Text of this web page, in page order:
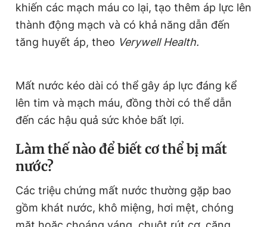
khiến các mạch máu co lại, tạo thêm áp lực lên
thành động mạch và có khả năng dẫn đến
tăng huyết áp, theo Verywell Health.
Mất nước kéo dài có thể gây áp lực đáng kể
lên tim và mạch máu, đồng thời có thể dẫn
đến các hậu quả sức khỏe bất lợi.
Làm thế nào để biết cơ thể bị mất
nước?
Các triệu chứng mất nước thường gặp bao
gồm khát nước, khô miệng, hơi mệt, chóng